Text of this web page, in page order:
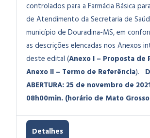
controlados para a Farmácia Básica
de Atendimento da Secretaria de
município de Douradina-MS, em
as descrições elencadas nos Anexos
deste edital (Anexo I – Proposta de
Anexo II – Termo de Referência).
ABERTURA: 25 de novembro de
08h00min. (horário de Mato
Detalhes